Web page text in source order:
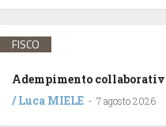
FISCO
Adempimento
/Luca MIELE - 7 agosto 2026